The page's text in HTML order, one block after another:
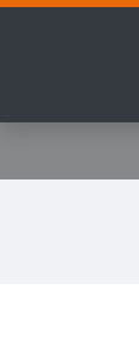
Zur Navigation
Zum Inhalt